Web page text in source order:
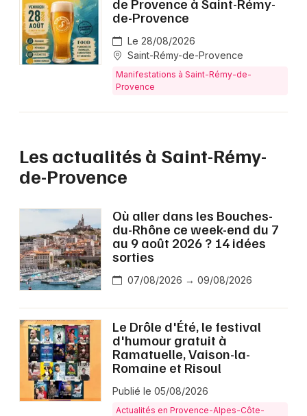
de-Provence
Le 28/08/2026
Saint-Rémy-de-Provence
Manifestations à Saint-Rémy-de-
Provence
Les actualités à Saint-Rémy-
de-Provence
Où aller dans les Bouches-
du-Rhône ce week-end du 7
au 9 août 2026 ? 14 idées
sorties
07/08/2026 → 09/08/2026
Le Drôle d'Été, le festival
d'humour gratuit à
Ramatuelle, Vaison-la-
Romaine et Risoul
Publié le 05/08/2026
Actualités en Provence-Alpes-Côte-